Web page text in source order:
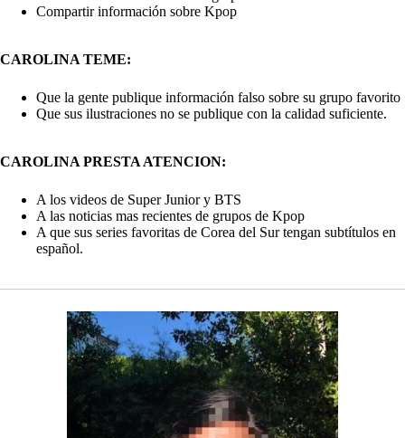
Compartir información sobre Kpop
CAROLINA TEME:
Que la gente publique información falso sobre su grupo favorito
Que sus ilustraciones no se publique con la calidad suficiente.
CAROLINA PRESTA ATENCION:
A los videos de Super Junior y BTS
A las noticias mas recientes de grupos de Kpop
A que sus series favoritas de Corea del Sur tengan subtítulos en
español.